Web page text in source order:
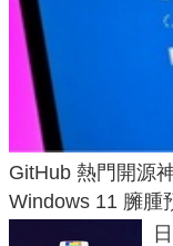
GitHub 熱門開源
Windows 11 臃腫